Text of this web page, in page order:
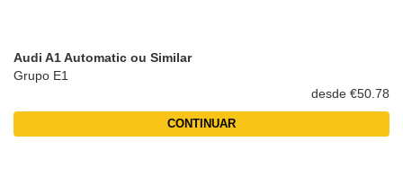
Audi A1 Automatic ou Similar
Grupo E1
desde €50.78
CONTINUAR